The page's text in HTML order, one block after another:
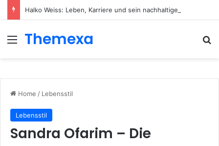
Menu
Themexa
Home / Lebensstil
Lebensstil
Sandra Ofarim – Die